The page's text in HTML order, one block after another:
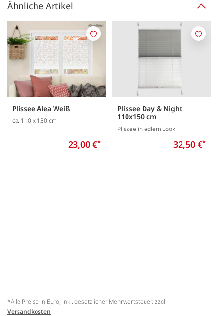
Ähnliche Artikel
Plissee Alea Weiß
ca. 110 x 130 cm
23,00 €*
Merken
Plissee Day & Night
110x150 cm
Plissee in edlem Look
32,50 €*
*Alle Preise in Euro, inkl. gesetzlicher Mehrwertsteuer, zzgl.
Versandkosten